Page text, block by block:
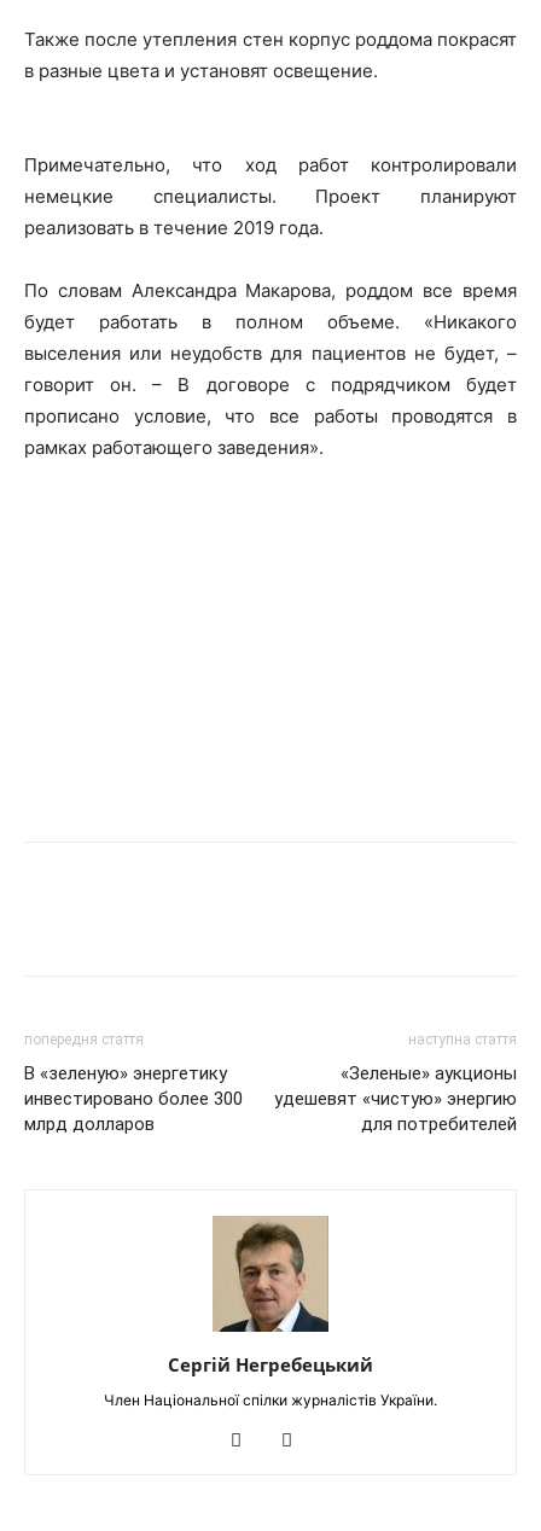
Также после утепления стен корпус роддома покрасят
в разные цвета и установят освещение.
Примечательно, что ход работ контролировали
немецкие специалисты. Проект планируют
реализовать в течение 2019 года.
По словам Александра Макарова, роддом все время
будет работать в полном объеме. «Никакого
выселения или неудобств для пациентов не будет, –
говорит он. – В договоре с подрядчиком будет
прописано условие, что все работы проводятся в
рамках работающего заведения».
попередня стаття
В «зеленую» энергетику
инвестировано более 300
млрд долларов
наступна стаття
«Зеленые» аукционы
удешевят «чистую» энергию
для потребителей
Сергій Негребецький
Член Національної спілки журналістів України.